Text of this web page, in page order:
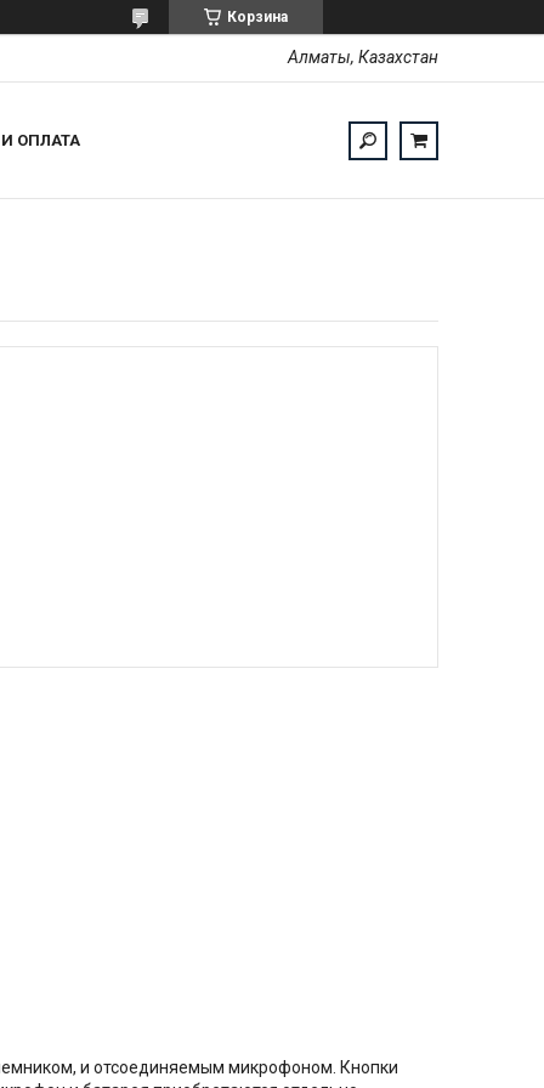
Корзина
Алматы, Казахстан
ОПЛАТА
и отсоединяемым микрофоном. Кнопки